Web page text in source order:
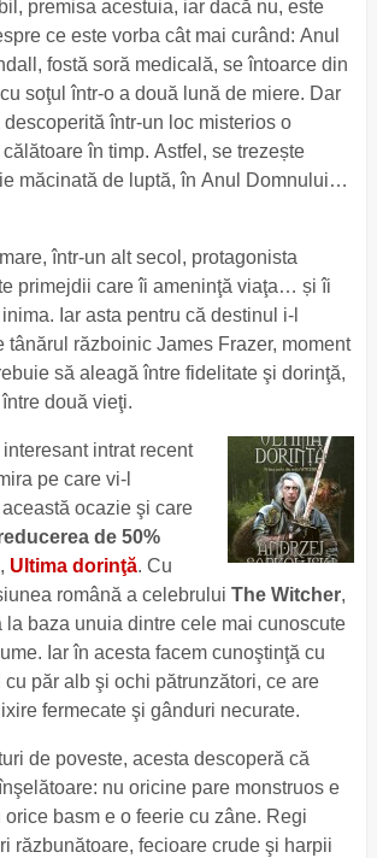
premisa acestuia, iar dacă nu, este
ce este vorba cât mai curând: Anul
fostă soră medicală, se întoarce din
soţul într-o a două lună de miere. Dar
într-un loc misterios o
în timp. Astfel, se trezește
măcinată de luptă, în Anul Domnului…
într-un alt secol, protagonista
primejdii care îi ameninţă viaţa… și îi
Iar asta pentru că destinul i-l
tânărul războinic James Frazer, moment
să aleagă între fidelitate şi dorinţă,
două vieţi.
intrat recent
pe care vi-l
ocazie şi care
de 50%
Ultima dorinţă. Cu
română a celebrului The Witcher,
la baza unuia dintre cele mai cunoscute
Iar în acesta facem cunoştinţă cu
păr alb şi ochi pătrunzători, ce are
fermecate şi gânduri necurate.
de poveste, acesta descoperă că
nu oricine pare monstruos e
orice basm e o feerie cu zâne. Regi
răzbunătoare, fecioare crude şi harpii